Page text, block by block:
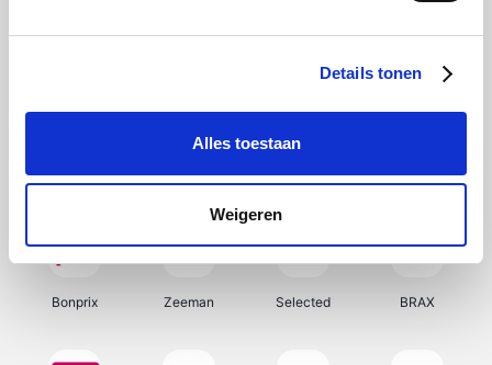
Details tonen
Alles toestaan
Weigeren
Weekendesk Tennis Point Samsung Delonghi
Bonprix Zeeman Selected BRAX